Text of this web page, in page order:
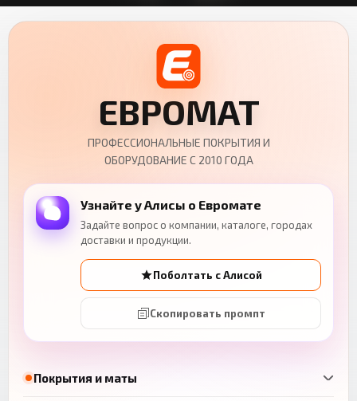
Покрытия и маты
ЕВРОМАТ
ПРОФЕССИОНАЛЬНЫЕ ПОКРЫТИЯ И
ОБОРУДОВАНИЕ С 2010 ГОДА
Узнайте у Алисы о Евромате
Задайте вопрос о компании, каталоге, городах
доставки и продукции.
Поболтать с Алисой
Скопировать промпт